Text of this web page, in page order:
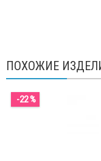
ПОХОЖИЕ
-22 %